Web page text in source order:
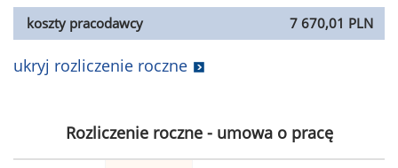
koszty pracodawcy
7 670,01 PLN
ukryj rozliczenie roczne
Rozliczenie roczne - umowa o pracę